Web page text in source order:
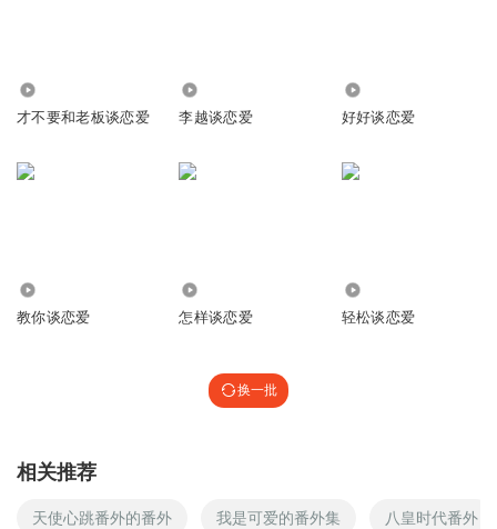
才不要和老板谈恋爱 李越谈恋爱 好好谈恋爱
教你谈恋爱 怎样谈恋爱 轻松谈恋爱
换一批
相关推荐
天使心跳番外的番外 我是可爱的番外集 八皇时代番外